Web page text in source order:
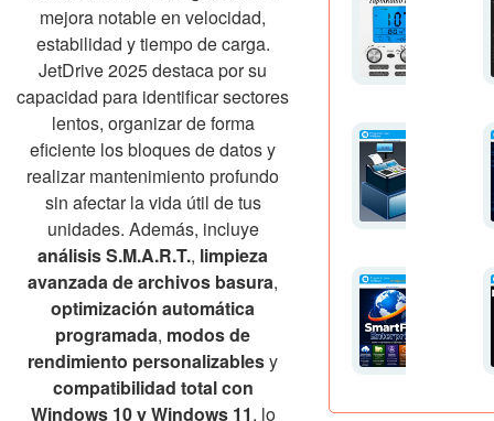
mejora notable en velocidad,
estabilidad y tiempo de carga.
JetDrive 2025 destaca por su
capacidad para identificar sectores
lentos, organizar de forma
eficiente los bloques de datos y
realizar mantenimiento profundo
sin afectar la vida útil de tus
unidades. Además, incluye
análisis S.M.A.R.T., limpieza
avanzada de archivos basura,
optimización automática
programada, modos de
rendimiento personalizablesy
compatibilidad total con
Windows 10 y Windows 11, lo